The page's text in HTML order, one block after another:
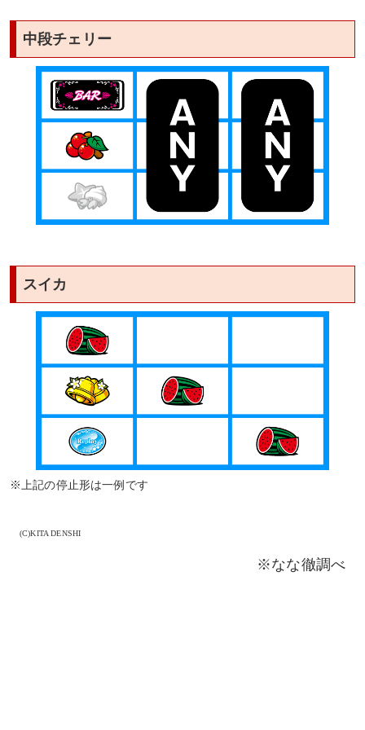
中段チェリー
スイカ
※上記の停止形は一例です
(C)KITA DENSHI
※なな徹調べ